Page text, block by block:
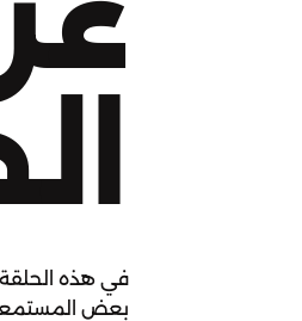
في هذه الحلقة
بعض